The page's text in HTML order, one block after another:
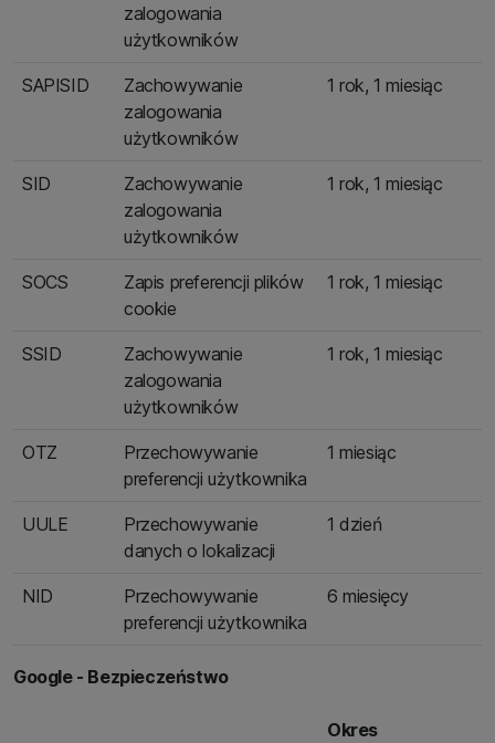
zalogowania
użytkowników
SAPISID
Zachowywanie
zalogowania
użytkowników
1 rok, 1 miesiąc
SID
Zachowywanie
zalogowania
użytkowników
1 rok, 1 miesiąc
SOCS
Zapis preferencji plików
cookie
1 rok, 1 miesiąc
SSID
Zachowywanie
zalogowania
użytkowników
1 rok, 1 miesiąc
OTZ
Przechowywanie
preferencji użytkownika
1 miesiąc
UULE
Przechowywanie
danych o lokalizacji
1 dzień
NID
Przechowywanie
preferencji użytkownika
6 miesięcy
Google - Bezpieczeństwo
Okres